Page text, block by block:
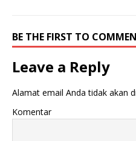
BE THE FIRST TO
Leave a Reply
Alamat email Anda tidak akan
Komentar